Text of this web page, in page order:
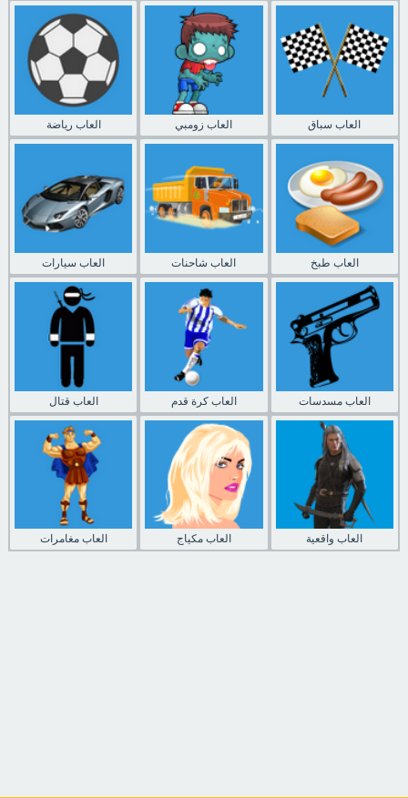
العاب رياضة العاب زومبي العاب سباق
العاب سيارات العاب شاحنات العاب طبخ
العاب قتال العاب كرة قدم العاب مسدسات
العاب مغامرات العاب مكياج العاب واقعية